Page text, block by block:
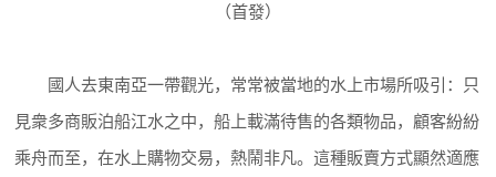
（首發）
國人去東南亞一帶觀光，常常被當地的水上市場所吸引：只
見衆多商販泊船江水之中，船上載滿待售的各類物品，顧客紛紛
乘舟而至，在水上購物交易，熱鬧非凡。這種販賣方式顯然適應